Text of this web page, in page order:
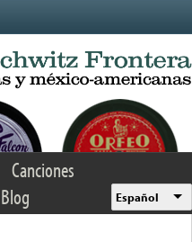
Canciones
Blog Español